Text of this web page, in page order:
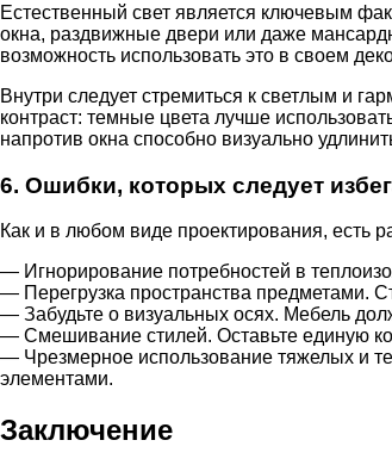
Естественный свет является ключевым
окна, раздвижные двери или даже
возможность использовать это в своем
Внутри следует стремиться к светлым и
контраст: темные цвета лучше
напротив окна способно визуально
6. Ошибки, которых следует
Как и в любом виде проектирования, есть
— Игнорирование потребностей в
— Перегрузка пространства предметами.
— Забудьте о визуальных осях. Мебель
— Смешивание стилей. Оставьте единую
— Чрезмерное использование тяжелых и
элементами.
Заключение